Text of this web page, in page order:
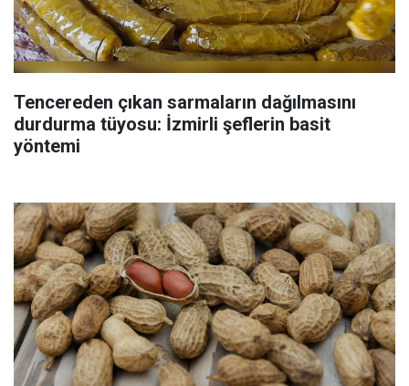
Tencereden çıkan sarmaların dağılmasını
durdurma tüyosu: İzmirli şeflerin basit
yöntemi